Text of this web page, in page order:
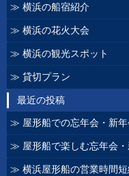
横浜の船宿紹介
横浜の花火大会
横浜の観光スポット
貸切プラン
最近の投稿
屋形船での忘年会・新
屋形船で楽しむ忘年会・
横浜屋形船の営業時間